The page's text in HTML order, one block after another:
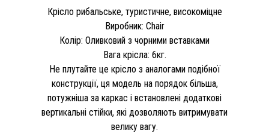
Крісло рибальське, туристичне, високоміцне
Виробник: Chair
Колір: Оливковий з чорними вставками
Вага крісла: 6кг.
Не плутайте це крісло з аналогами подібної
конструкції, ця модель на порядок більша,
потужніша за каркас і встановлені додаткові
вертикальні стійки, які дозволяють витримувати
велику вагу.